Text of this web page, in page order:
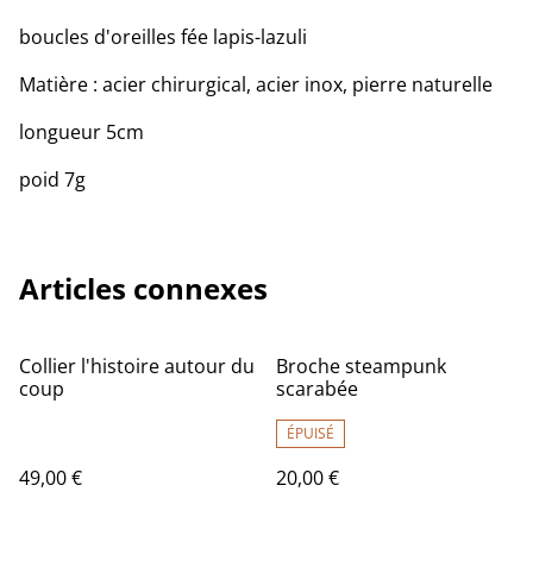
boucles d'oreilles fée lapis-lazuli
Matière : acier chirurgical, acier inox, pierre naturelle
longueur 5cm
poid 7g
Articles connexes
Collier l'histoire autour du
coup
49,00 €
Broche steampunk
scarabée
ÉPUISÉ
20,00 €